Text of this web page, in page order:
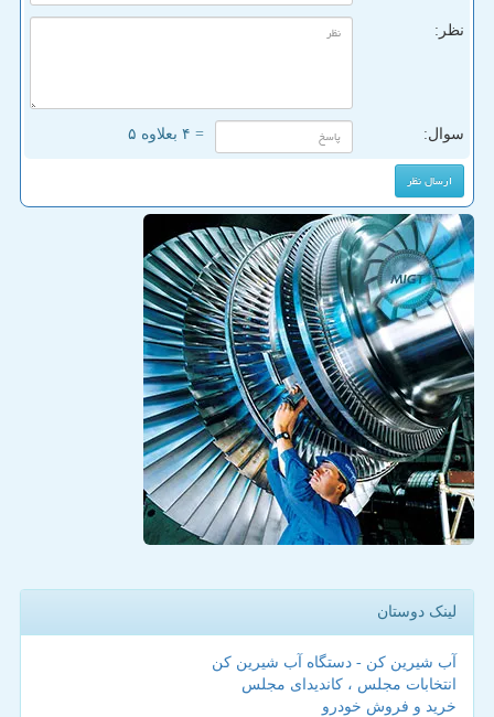
نظر:
سوال: = ۴ بعلاوه ۵
لینک دوستان
آب شیرین کن - دستگاه آب شیرین کن
انتخابات مجلس ، کاندیدای مجلس
خرید و فروش خودرو